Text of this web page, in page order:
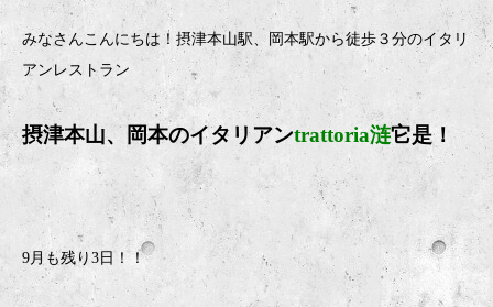
みなさんこんにちは！摂津本山駅、岡本駅から徒歩３分のイタリ
アンレストラン
摂津本山、岡本のイタリアンtrattoria涟它是！
9月も残り3日！！